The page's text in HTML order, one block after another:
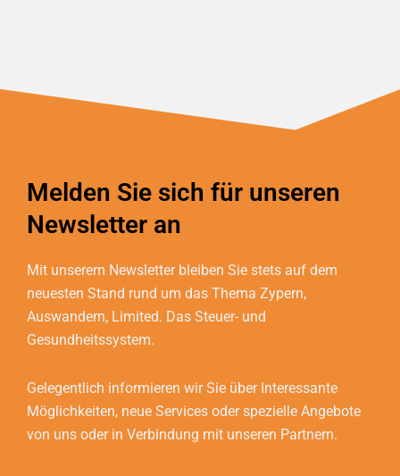
Melden Sie sich für unseren
Newsletter an
Mit unserem Newsletter bleiben Sie stets auf dem
neuesten Stand rund um das Thema Zypern,
Auswandern, Limited. Das Steuer- und
Gesundheitssystem.
Gelegentlich informieren wir Sie über Interessante
Möglichkeiten, neue Services oder spezielle Angebote
von uns oder in Verbindung mit unseren Partnern.